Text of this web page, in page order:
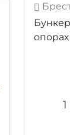
опорах